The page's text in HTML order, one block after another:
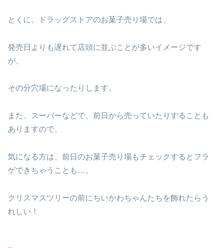
とくに、ドラッグストアのお菓子売り場では、
発売日よりも遅れて店頭に並ぶことが多いイメージです
が、
その分穴場になったりします。
また、スーパーなどで、前日から売っていたりすることも
ありますので、
気になる方は、前日のお菓子売り場もチェックするとフラ
ゲできちゃうことも…。
クリスマスツリーの前にちいかわちゃんたちを飾れたらう
れしい！